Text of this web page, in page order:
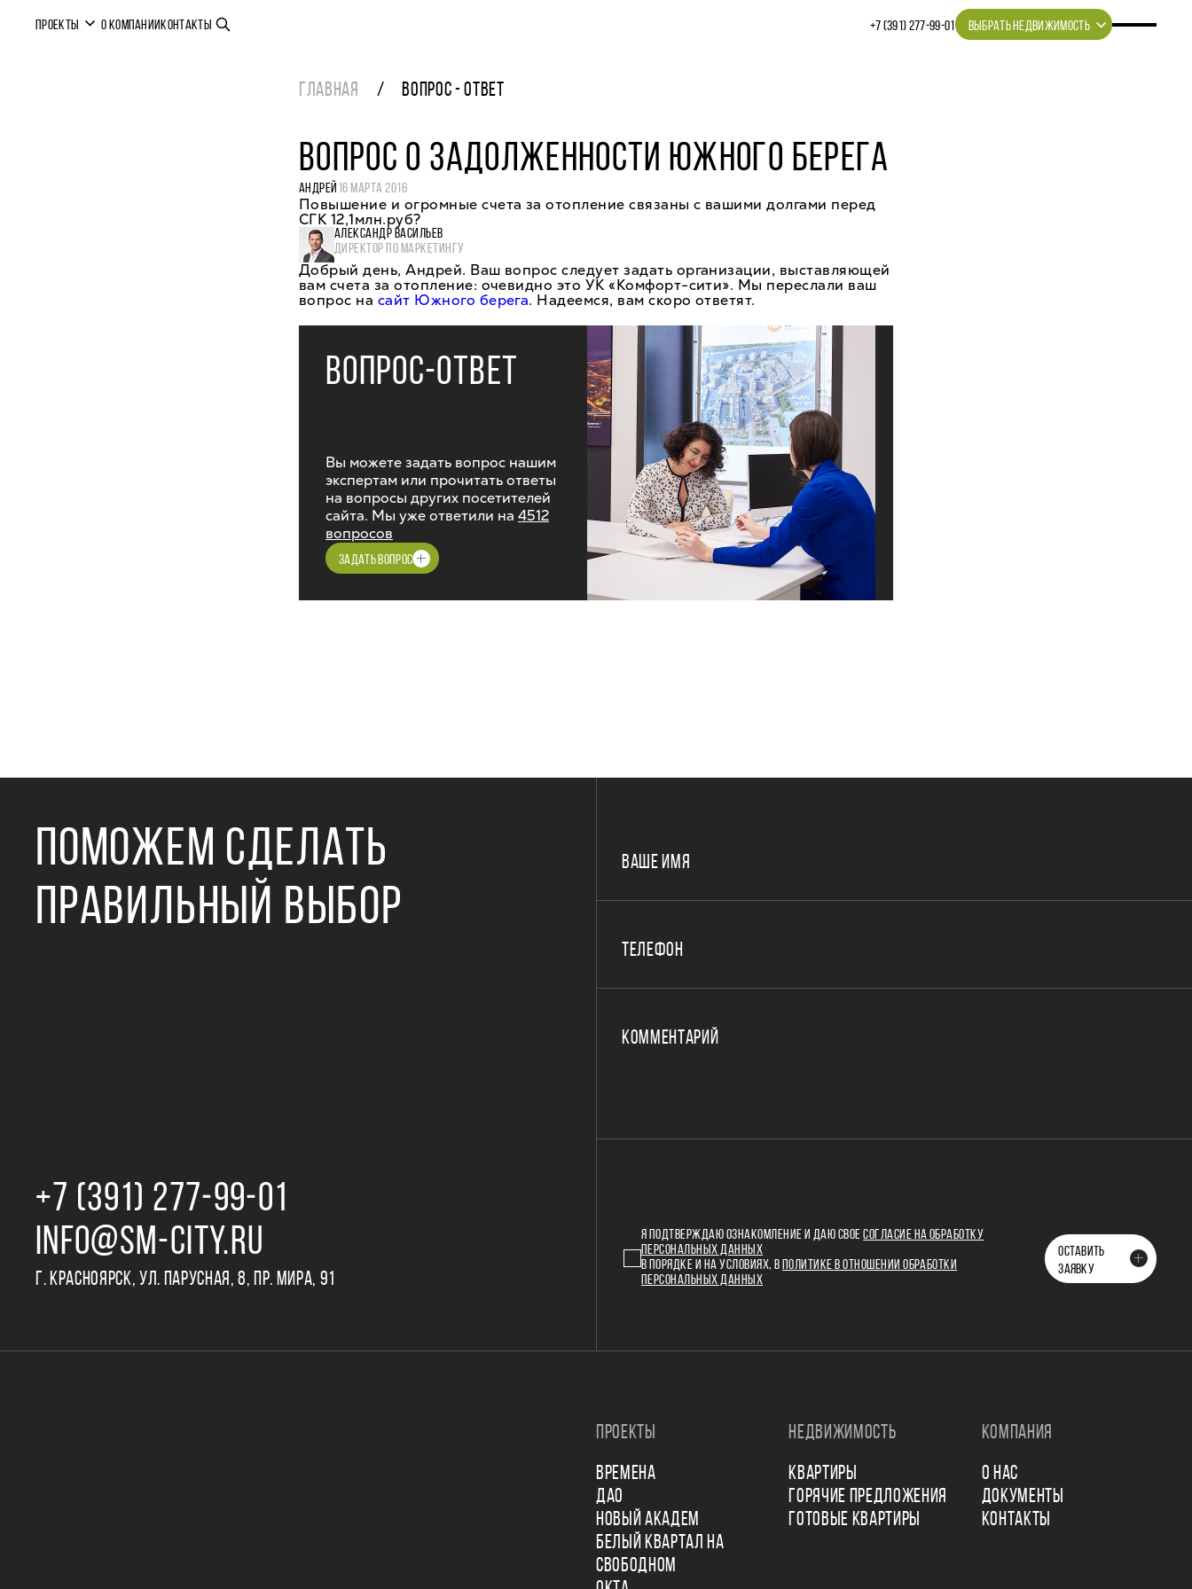
ПРОЕКТЫ О КОМПАНИИКОНТАКТЫ +7 (391) 277‒99‒01 ВЫБРАТЬ НЕДВИЖИМОСТЬ
ГЛАВНАЯ ВОПРОС - ОТВЕТ
ВОПРОС О ЗАДОЛЖЕННОСТИ ЮЖНОГО БЕРЕГА
АНДРЕЙ 16 МАРТА 2016
Повышение и огромные счета за отопление связаны с вашими долгами перед
СГК 12,1млн.руб?
АЛЕКСАНДР ВАСИЛЬЕВ
ДИРЕКТОР ПО МАРКЕТИНГУ
Добрый день, Андрей. Ваш вопрос следует задать организации, выставляющей
вам счета за отопление: очевидно это УК «Комфорт-сити». Мы переслали ваш
вопрос на сайт Южного берега. Надеемся, вам скоро ответят.
ВОПРОС-ОТВЕТ
Вы можете задать вопрос нашим
экспертам или прочитать ответы
на вопросы других посетителей
сайта. Мы уже ответили на 4512
вопросов
ЗАДАТЬ ВОПРОС
ПОМОЖЕМ СДЕЛАТЬ
ПРАВИЛЬНЫЙ ВЫБОР
+7 (391) 277‒99‒01
INFO@SM-CITY.RU
Г. КРАСНОЯРСК, УЛ. ПАРУСНАЯ, 8, ПР. МИРА, 91
ВАШЕ ИМЯ
ТЕЛЕФОН
КОММЕНТАРИЙ
Я ПОДТВЕРЖДАЮ ОЗНАКОМЛЕНИЕ И ДАЮ СВОЕСОГЛАСИЕ НА ОБРАБОТКУ
ПЕРСОНАЛЬНЫХ ДАННЫХ
В ПОРЯДКЕ И НА УСЛОВИЯХ, В
ПОЛИТИКЕ В ОТНОШЕНИИ ОБРАБОТКИ
ПЕРСОНАЛЬНЫХ ДАННЫХ
ОСТАВИТЬ
ЗАЯВКУ
ПРОЕКТЫ
ВРЕМЕНА
ДАО
НОВЫЙ АКАДЕМ
БЕЛЫЙ КВАРТАЛ НА
СВОБОДНОМ
НЕДВИЖИМОСТЬ
КВАРТИРЫ
ГОРЯЧИЕ ПРЕДЛОЖЕНИЯ
ГОТОВЫЕ КВАРТИРЫ
КОМПАНИЯ
О НАС
ДОКУМЕНТЫ
КОНТАКТЫ